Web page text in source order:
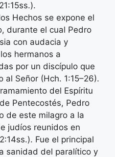
Hechos se expone el
durante el cual Pedro
con audacia y
hermanos a
por un discípulo que
al Señor (Hch. 1:15–26).
del Espíritu
Pentecostés, Pedro
de este milagro a la
judíos reunidos en
Fue el principal
sanidad del paralítico y